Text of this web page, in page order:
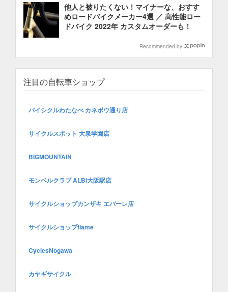
他人と被りたくない！マイナーな、おすす
めロードバイクメーカー4選 ／ 高性能ロー
ドバイク 2022年 カスタムオーダーも！
Recommended by
注目の自転車ショップ
バイシクルわたなべ カネボウ通り店
サイクルスポット 大泉学園店
BIGMOUNTAIN
モンベルクラブ ALBi大阪駅店
サイクルショップカンザキ エバーレ店
サイクルショップflame
CyclesNogawa
カヤギサイクル